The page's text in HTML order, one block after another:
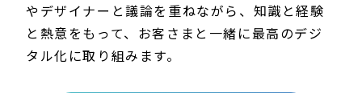
やデザイナーと議論を重ねながら、知識と経験
と熱意をもって、お客さまと一緒に最高のデジ
タル化に取り組みます。